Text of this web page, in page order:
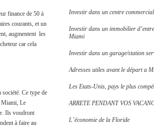
finance de 50 à
courants, et un
augmentent les
car cela
Ce type de
Miami, Le
Ils voudront
à faire au
Investir dans un centre
Investir dans un immobilier
Miami
Investir dans un garage/station
Adresses utiles avant le départ a
Les Etats-Unis, pays le plus
ARRETE PENDANT VOS
L’économie de la Floride